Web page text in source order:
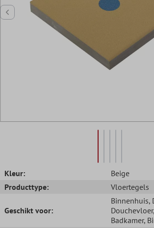
Kleur:
Beige
Producttype:
Vloertegels
Geschikt voor:
Binnenhuis,
Douchevloer
Badkamer,